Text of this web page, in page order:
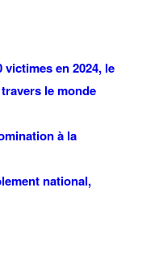
victimes en 2024, le
le monde
à la
national,